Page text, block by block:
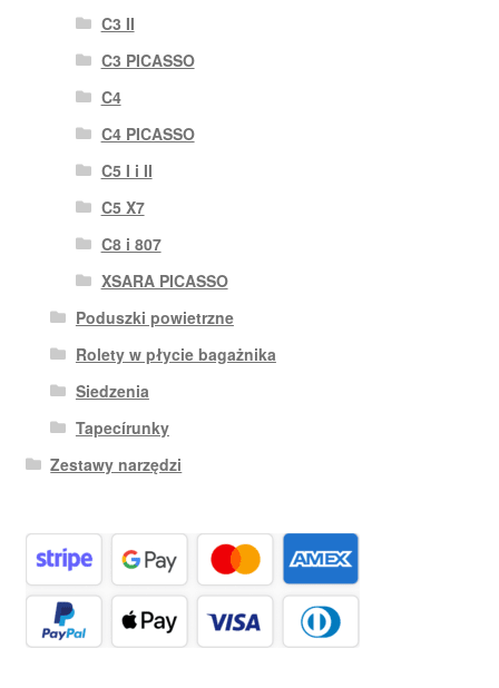
C3 II
C3 PICASSO
C4
C4 PICASSO
C5 I i II
C5 X7
C8 i 807
XSARA PICASSO
Poduszki powietrzne
Rolety w płycie bagażnika
Siedzenia
Tapecírunky
Zestawy narzędzi